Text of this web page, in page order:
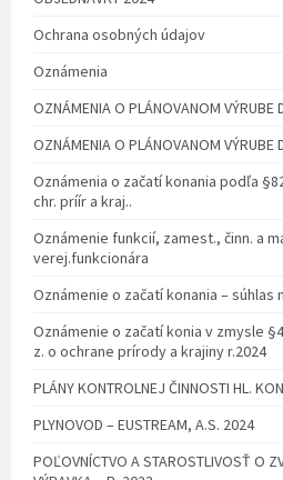
Ochrana osobných údajov
Oznámenia
OZNÁMENIA O PLÁNOVANOM VÝRUBE
OZNÁMENIA O PLÁNOVANOM VÝRUBE
Oznámenia o začatí konania podľa
chr. príír a kraj..
Oznámenie funkcií, zamest., činn. a
verej.funkcionára
Oznámenie o začatí konania – súhlas
Oznámenie o začatí konia v zmysle
z. o ochrane prírody a krajiny r.2024
PLÁNY KONTROLNEJ ČINNOSTI HL.
PLYNOVOD – EUSTREAM, A.S. 2024
POĽOVNÍCTVO A STAROSTLIVOSŤ O